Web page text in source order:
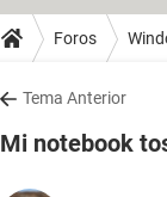
Foros
Tema Anterior
Mi notebook